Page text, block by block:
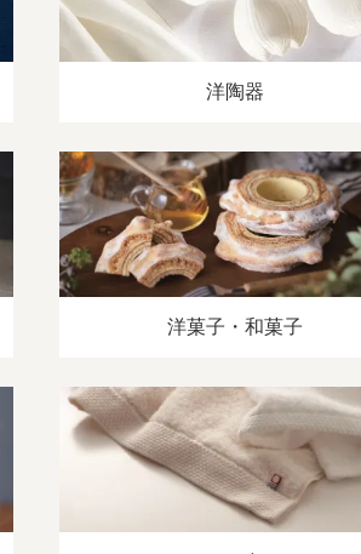
洋陶器
洋菓子・和菓子